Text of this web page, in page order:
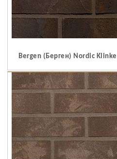
Bergen (Берген) Nordic